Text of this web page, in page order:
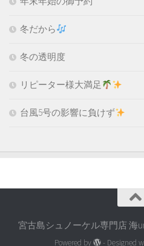
冬だから
冬の透明度
リピーター様大満足
台風5号の影響に負けず
宮古島シュノーケル専門店 海
Powered by - Designed